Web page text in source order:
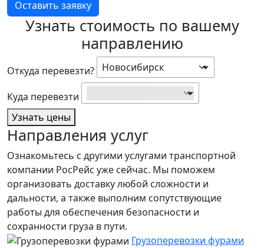
Оставить заявку
Узнать стоимость по вашему
направлению
Откуда перевезти? Новосибирск
Куда перевезти
Узнать цены
Направления услуг
Ознакомьтесь с другими услугами транспортной
компании РосРейс уже сейчас. Мы поможем
организовать доставку любой сложности и
дальности, а также выполним сопутствующие
работы для обеспечения безопасности и
сохранности груза в пути.
Грузоперевозки фурами